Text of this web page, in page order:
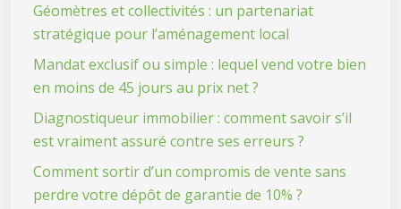
Géomètres et collectivités : un partenariat
stratégique pour l’aménagement local
Mandat exclusif ou simple : lequel vend votre bien
en moins de 45 jours au prix net ?
Diagnostiqueur immobilier : comment savoir s’il
est vraiment assuré contre ses erreurs ?
Comment sortir d’un compromis de vente sans
perdre votre dépôt de garantie de 10% ?